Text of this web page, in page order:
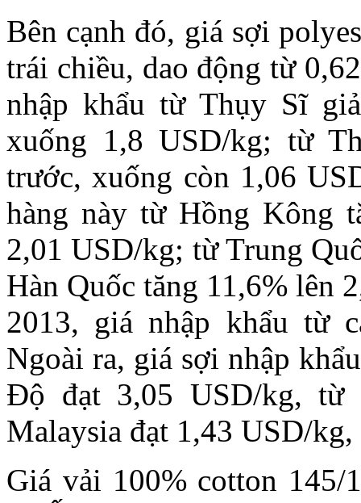
Bên cạnh đó, giá sợi
trái chiều, dao động từ
nhập khẩu từ Thụy Sĩ
xuống 1,8 USD/kg; từ
trước, xuống còn 1,06
hàng này từ Hồng Kông
2,01 USD/kg; từ Trung
Hàn Quốc tăng 11,6% lên
2013, giá nhập khẩu từ
Ngoài ra, giá sợi nhập
Độ đạt 3,05 USD/kg, từ
Malaysia đạt 1,43 USD/
Giá vải 100% cotton 145/